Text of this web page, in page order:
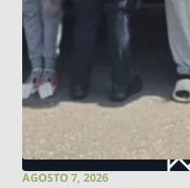
AGOSTO 7, 2026